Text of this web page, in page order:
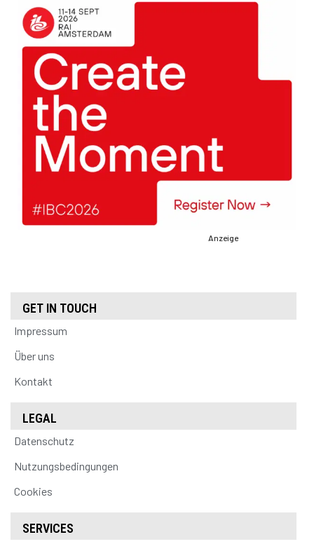
Anzeige
GET IN TOUCH
Impressum
Über uns
Kontakt
LEGAL
Datenschutz
Nutzungsbedingungen
Cookies
SERVICES